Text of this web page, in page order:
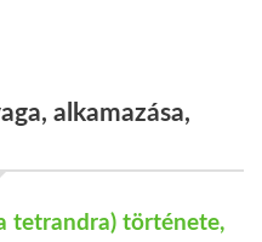
alkamazása,
tetrandra) története,